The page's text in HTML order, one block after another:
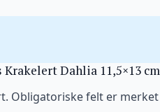
Dahlia 11,5×13
Obligatoriske felt er